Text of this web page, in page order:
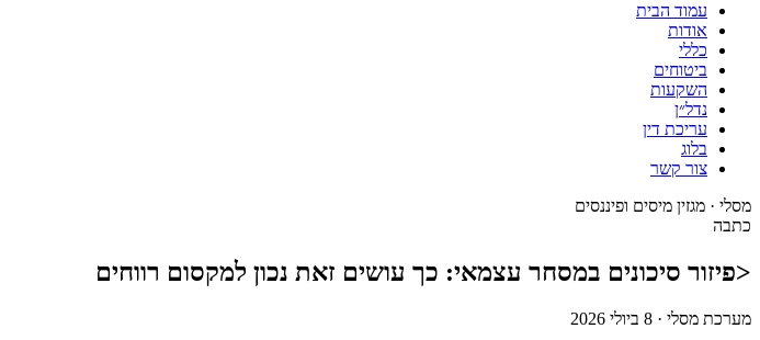
עמוד הבית
אודות
כללי
ביטוחים
השקעות
נדל״ן
עריכת דין
בלוג
צור קשר
מסלי · מגזין מיסים ופיננסים
כתבה
<פיזור סיכונים במסחר עצמאי: כך עושים זאת נכון למקסום רווחים
מערכת מסלי · 8 ביולי 2026